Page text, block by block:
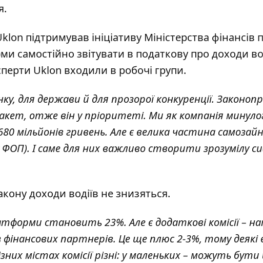
підтримував ініціативу Міністерства фінансів
самостійно звітувати в податкову про доходи
Uklon входили в робочі групи.
для держави й для прозорої конкуренції.
отже він у пріоритеті. Ми як компанія
мільйонів гривень. Але є велика частина
ФОП). І саме для них важливо створити зрозумілу
доходи водіїв не знизяться.
становить 23%. Але є додаткові комісії –
партнерів. Це ще плюс 2-3%, тому деякі
містах комісії різні: у маленьких – можуть бути